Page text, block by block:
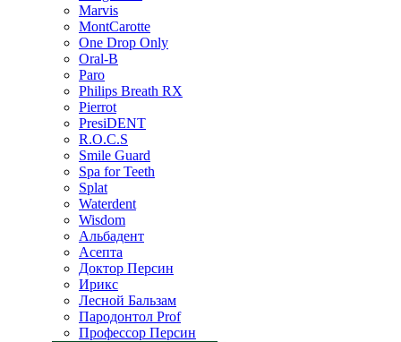
Marvis
MontCarotte
One Drop Only
Oral-B
Paro
Philips Breath RX
Pierrot
PresiDENT
R.O.C.S
Smile Guard
Spa for Teeth
Splat
Waterdent
Wisdom
Альбадент
Асепта
Доктор Персин
Ирикс
Лесной Бальзам
Пародонтол Prof
Профессор Персин